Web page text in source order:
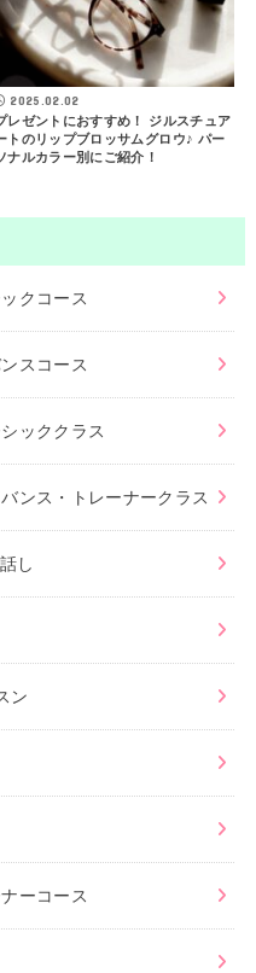
2025.02.02
レゼントにおすすめ！ ジルスチュア
トのリップブロッサムグロウ♪ パー
ナルカラー別にご紹介！
クコース
スコース
ッククラス
ンス・トレーナークラス
し
ン
ーコース